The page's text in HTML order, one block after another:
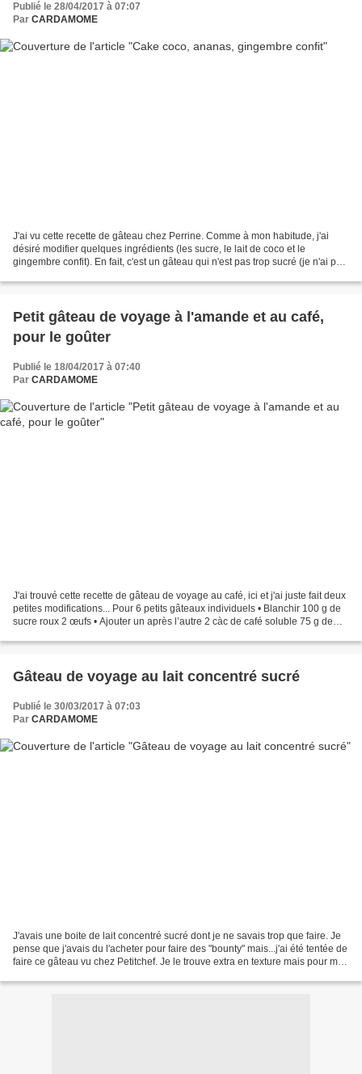
Publié le 28/04/2017 à 07:07
Par CARDAMOME
J'ai vu cette recette de gâteau chez Perrine. Comme à mon habitude, j'ai
désiré modifier quelques ingrédients (les sucre, le lait de coco et le
gingembre confit). En fait, c'est un gâteau qui n'est pas trop sucré (je n'ai pas
Petit gâteau de voyage à l'amande et au café,
pour le goûter
Publié le 18/04/2017 à 07:40
Par CARDAMOME
J'ai trouvé cette recette de gâteau de voyage au café, ici et j'ai juste fait deux
petites modifications... Pour 6 petits gâteaux individuels • Blanchir 100 g de
sucre roux 2 œufs • Ajouter un après l’autre 2 càc de café soluble 75 g de
Gâteau de voyage au lait concentré sucré
Publié le 30/03/2017 à 07:03
Par CARDAMOME
J'avais une boite de lait concentré sucré dont je ne savais trop que faire. Je
pense que j'avais du l'acheter pour faire des "bounty" mais...j'ai été tentée de
faire ce gâteau vu chez Petitchef. Je le trouve extra en texture mais pour moi,